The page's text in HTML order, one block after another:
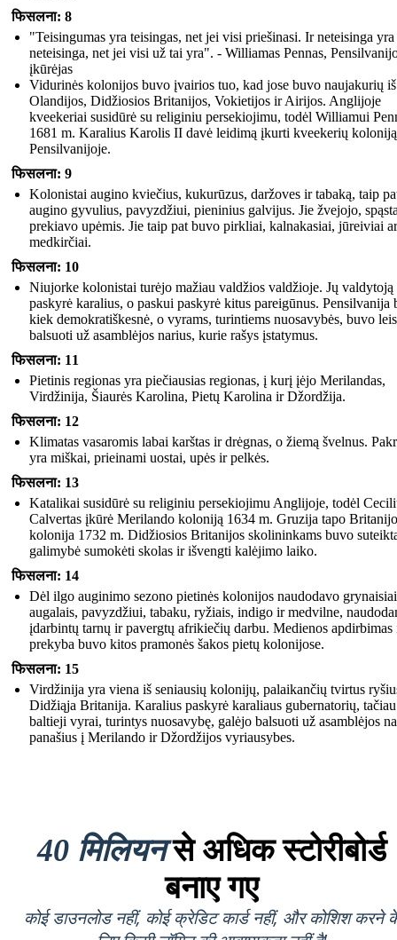
फिसलना: 8
"Teisingumas yra teisingas, net jei visi priešinasi. Ir neteisinga yra
neteisinga, net jei visi už tai yra". - Williamas Pennas,
įkūrėjas
Vidurinės kolonijos buvo įvairios tuo, kad jose buvo naujakurių iš
Olandijos, Didžiosios Britanijos, Vokietijos ir Airijos. Anglijoje
kveekeriai susidūrė su religiniu persekiojimu, todėl Williamui
1681 m. Karalius Karolis II davė leidimą įkurti kveekerių koloniją
Pensilvanijoje.
फिसलना: 9
Kolonistai augino kviečius, kukurūzus, daržoves ir tabaką, taip
augino gyvulius, pavyzdžiui, pieninius galvijus. Jie žvejojo,
prekiavo upėmis. Jie taip pat buvo pirkliai, kalnakasiai, jūreiviai ar
medkirčiai.
फिसलना: 10
Niujorke kolonistai turėjo mažiau valdžios valdžioje. Jų valdytoją
paskyrė karalius, o paskui paskyrė kitus pareigūnus. Pensilvanija
kiek demokratiškesnė, o vyrams, turintiems nuosavybės, buvo
balsuoti už asamblėjos narius, kurie rašys įstatymus.
फिसलना: 11
Pietinis regionas yra piečiausias regionas, į kurį įėjo Merilandas,
Virdžinija, Šiaurės Karolina, Pietų Karolina ir Džordžija.
फिसलना: 12
Klimatas vasaromis labai karštas ir drėgnas, o žiemą švelnus.
yra miškai, prieinami uostai, upės ir pelkės.
फिसलना: 13
Katalikai susidūrė su religiniu persekiojimu Anglijoje, todėl
Calvertas įkūrė Merilando koloniją 1634 m. Gruzija tapo
kolonija 1732 m. Didžiosios Britanijos skolininkams buvo
galimybė sumokėti skolas ir išvengti kalėjimo laiko.
फिसलना: 14
Dėl ilgo auginimo sezono pietinės kolonijos naudodavo
augalais, pavyzdžiui, tabaku, ryžiais, indigo ir medvilne,
įdarbintų tarnų ir pavergtų afrikiečių darbu. Medienos apdirbimas
prekyba buvo kitos pramonės šakos pietų kolonijose.
फिसलना: 15
Virdžinija yra viena iš seniausių kolonijų, palaikančių tvirtus
Didžiąja Britanija. Karalius paskyrė karaliaus gubernatorių, tačiau
baltieji vyrai, turintys nuosavybę, galėjo balsuoti už asamblėjos
panašius į Merilando ir Džordžijos vyriausybes.
40 मिलियनसे अधिक स्टोरीबोर्ड
बनाए गए
कोई डाउनलोड नहीं, कोई क्रेडिट कार्ड नहीं, और कोशिश करने